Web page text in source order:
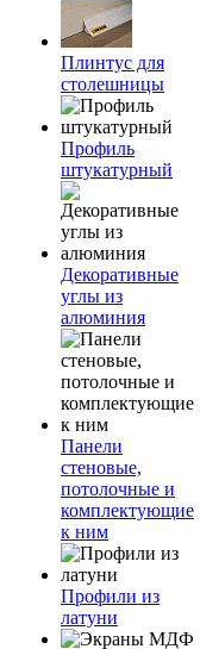
Плинтус для
столешницы
Профиль
штукатурный
Декоративные
углы из
алюминия
Панели
стеновые,
потолочные и
комплектующие
к ним
Профили из
латуни